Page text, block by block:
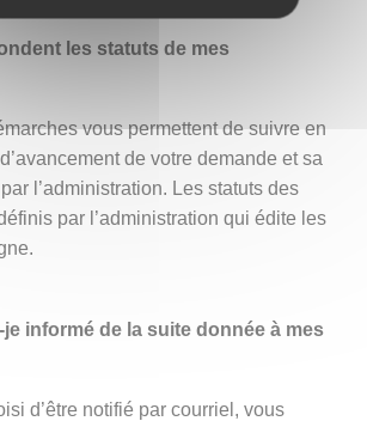
les statuts de mes
vous permettent de suivre en
de votre demande et sa
l’administration. Les statuts des
par l’administration qui édite les
informé de la suite donnée à mes
d’être notifié par courriel, vous